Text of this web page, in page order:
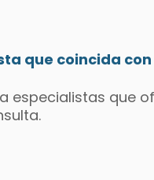
que coincida
especialistas que